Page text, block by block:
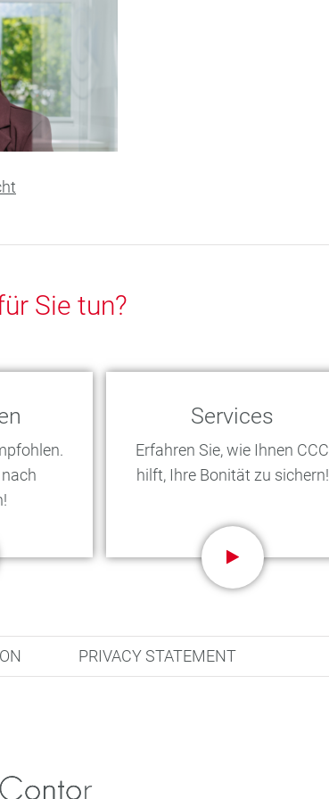
Sie tun?
Services
Erfahren Sie, wie Ihnen CCC
hilft, Ihre Bonität zu sichern!
PRIVACY STATEMENT